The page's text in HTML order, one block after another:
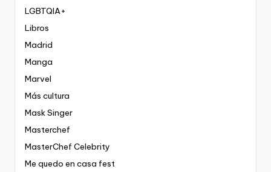
LGBTQIA+
Libros
Madrid
Manga
Marvel
Más cultura
Mask Singer
Masterchef
MasterChef Celebrity
Me quedo en casa fest